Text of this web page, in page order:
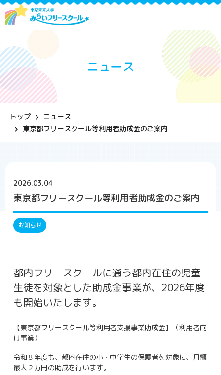
ニュース
トップ
ニュース
東京都フリースクール等利用者助成金のご案内
2026.03.04
東京都フリースクール等利用者助成金のご案内
お知らせ
都内フリースクールに通う都内在住の児童
生徒を対象とした助成金事業が、2026年度
も開始いたします。
【東京都フリースクール等利用者支援事業助成金】（利用者向
け事業）
令和８年度も、都内在住の小・中学生の保護者を対象に、月額
最大２万円の助成を行います。